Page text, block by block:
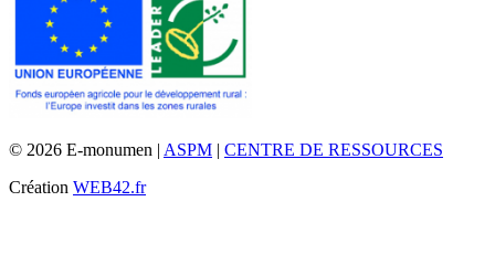
© 2026 E-monumen | ASPM
CENTRE DE RESSOURCES
Création WEB42.fr